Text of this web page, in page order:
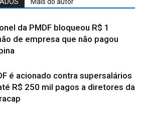
da PMDF bloqueou R$ 1
de empresa que não pagou
é acionado contra supersalários
R$ 250 mil pagos a diretores da